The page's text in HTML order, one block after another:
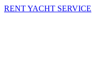
RENT YACHT SERVICE